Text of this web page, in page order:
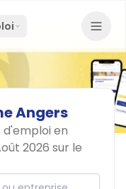
Angers
en
2026 sur le